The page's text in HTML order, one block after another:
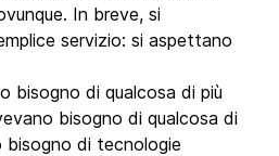
In breve, si
servizio: si aspettano
bisogno di qualcosa di più
bisogno di qualcosa di
bisogno di tecnologie